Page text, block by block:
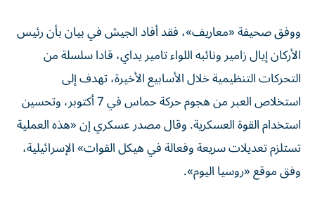
ووفق صحيفة «معاريف»، فقد أفاد الجيش في بيان بأن رئيس
الأركان إيال زامير ونائبه اللواء تامير يداي، قادا سلسلة من
التحركات التنظيمية خلال الأسابيع الأخيرة، تهدف إلى
استخلاص العبر من هجوم حركة حماس في 7 أكتوبر، وتحسين
استخدام القوة العسكرية. وقال مصدر عسكري إن «هذه العملية
تستلزم تعديلات سريعة وفعالة في هيكل القوات» الإسرائيلية،
وفق موقع «روسيا اليوم».